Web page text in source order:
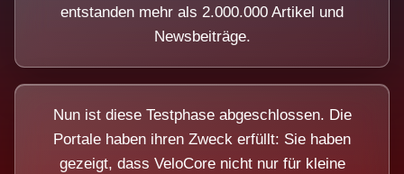
entstanden mehr als 2.000.000 Artikel und
Newsbeiträge.
Nun ist diese Testphase abgeschlossen. Die
Portale haben ihren Zweck erfüllt: Sie haben
gezeigt, dass VeloCore nicht nur für kleine